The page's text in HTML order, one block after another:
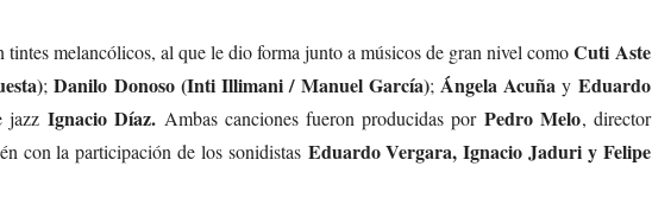
melancólicos, al que le dio forma junto a músicos de gran nivel comoCuti Aste
;Danilo Donoso (Inti Illimani / Manuel García); Ángela Acuña y Eduardo
jazzIgnacio Díaz. Ambas canciones fueron producidas porPedro Melo, director
con la participación de los sonidistas Eduardo Vergara, Ignacio Jaduri y Felipe